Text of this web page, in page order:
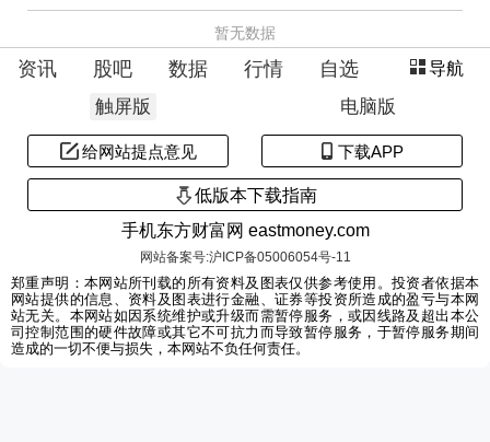
暂无数据
资讯 股吧 数据 行情 自选 导航
触屏版 电脑版
给网站提点意见 下载APP
低版本下载指南
手机东方财富网 eastmoney.com
网站备案号:沪ICP备05006054号-11
郑重声明：本网站所刊载的所有资料及图表仅供参考使用。投资者依据本
网站提供的信息、资料及图表进行金融、证券等投资所造成的盈亏与本网
站无关。本网站如因系统维护或升级而需暂停服务，或因线路及超出本公
司控制范围的硬件故障或其它不可抗力而导致暂停服务，于暂停服务期间
造成的一切不便与损失，本网站不负任何责任。